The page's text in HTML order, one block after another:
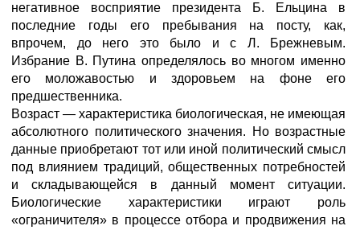
негативное восприятие президента Б. Ельцина в
последние годы его пребывания на посту, как,
впрочем, до него это было и с Л. Брежневым.
Избрание В. Путина определялось во многом именно
его моложавостью и здоровьем на фоне его
предшественника.
Возраст — характеристика биологическая, не имеющая
абсолютного политического значения. Но возрастные
данные приобретают тот или иной политический смысл
под влиянием традиций, общественных потребностей
и складывающейся в данный момент ситуации.
Биологические характеристики играют роль
«ограничителя» в процессе отбора и продвижения на